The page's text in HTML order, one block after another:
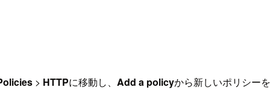
> HTTPに移動し、 Add a policyから新しいポリシ